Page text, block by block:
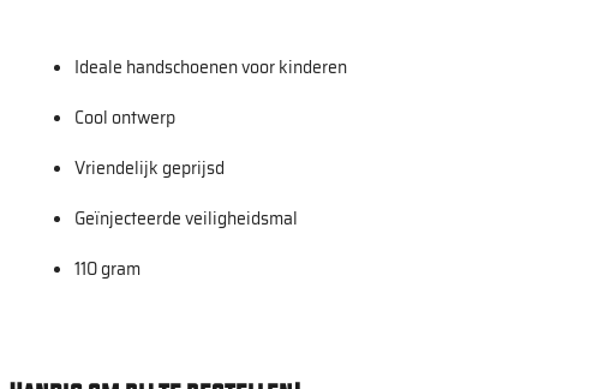
Ideale handschoenen voor kinderen
Cool ontwerp
Vriendelijk geprijsd
Geïnjecteerde veiligheidsmal
110 gram